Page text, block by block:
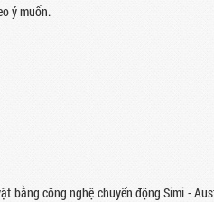
ý muốn.
bằng công nghệ chuyển động Simi -